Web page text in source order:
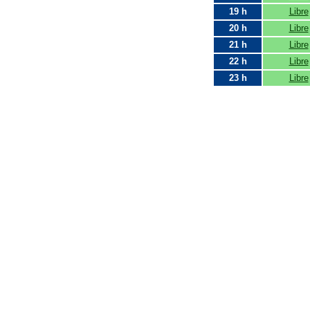
19 h
Libre
20 h
Libre
21 h
Libre
22 h
Libre
23 h
Libre